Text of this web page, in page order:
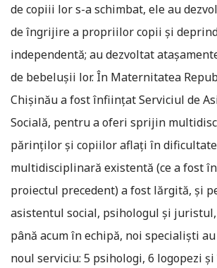
de copiii lor s-a schimbat, ele au
de îngrijire a propriilor copii şi
independentă; au dezvoltat
de bebeluşii lor. În Maternitatea
Chişinău a fost înfiinţat Serviciul de
Socială, pentru a oferi sprijin
părinţilor şi copiilor aflaţi în
multidisciplinară existentă (ce a fost
proiectul precedent) a fost lărgită, şi
asistentul social, psihologul şi
până acum în echipă, noi specialişti
noul serviciu: 5 psihologi, 6 logopezi